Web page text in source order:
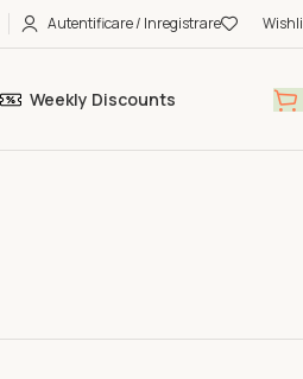
Autentificare / Inregistrare
Weekly Discounts